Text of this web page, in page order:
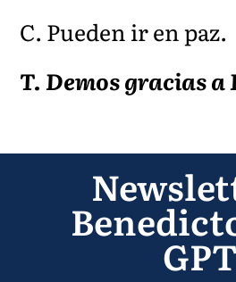
C. Pueden ir en paz.
T. Demos gracias a
GPT